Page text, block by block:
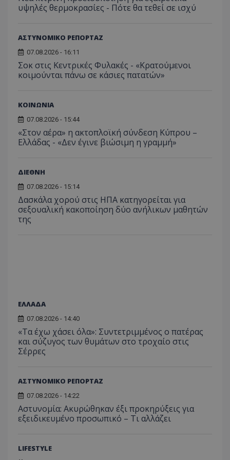
υψηλές θερμοκρασίες - Πότε θα τεθεί σε ισχύ
ΑΣΤΥΝΟΜΙΚΟ ΡΕΠΟΡΤΑΖ
07.08.2026 - 16:11
Σοκ στις Κεντρικές Φυλακές - «Κρατούμενοι
κοιμούνται πάνω σε κάσιες πατατών»
ΚΟΙΝΩΝΙΑ
07.08.2026 - 15:44
«Στον αέρα» η ακτοπλοϊκή σύνδεση Κύπρου –
Ελλάδας - «Δεν έγινε βιώσιμη η γραμμή»
ΔΙΕΘΝΗ
07.08.2026 - 15:14
Δασκάλα χορού στις ΗΠΑ κατηγορείται για
σεξουαλική κακοποίηση δύο ανήλικων μαθητών
της
ΕΛΛΑΔΑ
07.08.2026 - 14:40
«Τα έχω χάσει όλα»: Συντετριμμένος ο πατέρας
και σύζυγος των θυμάτων στο τροχαίο στις
Σέρρες
ΑΣΤΥΝΟΜΙΚΟ ΡΕΠΟΡΤΑΖ
07.08.2026 - 14:22
Αστυνομία: Ακυρώθηκαν έξι προκηρύξεις για
εξειδικευμένο προσωπικό – Τι αλλάζει
LIFESTYLE
Απολύτως απαραίτητα
Απόδοσης
Μη ταξινομημένα
Τα απολύτως απαραίτητα cookies επιτρέπουν
βασικές λειτουργίες του ιστότοπου, όπως τη
σύνδεση χρήστη και τη διαχείριση λογαριασμού.
Ο ιστότοπος δεν μπορεί να χρησιμοποιηθεί σωστά
Ονοματεπώνυμο
usprivacy